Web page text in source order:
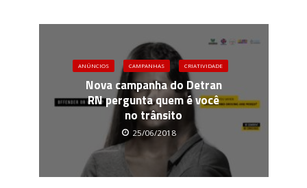
ANÚNCIOS CAMPANHAS CRIATIVIDADE
Nova campanha do Detran
RN pergunta quem é você
no trânsito
25/06/2018